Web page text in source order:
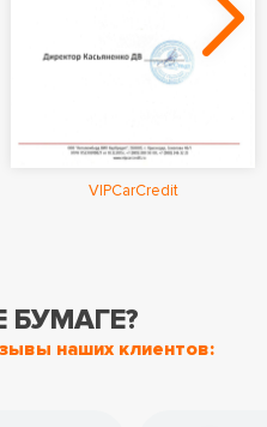
VIPCarCredit
БУМАГЕ?
наших клиентов: